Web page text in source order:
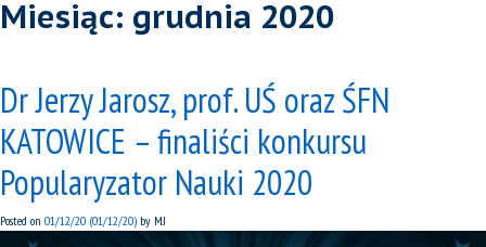
Miesiąc: grudnia 2020
Dr Jerzy Jarosz, prof. UŚ oraz ŚFN
KATOWICE – finaliści konkursu
Popularyzator Nauki 2020
Posted on 01/12/20 (01/12/20) by MJ